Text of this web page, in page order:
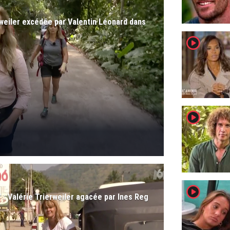
excédée par Valentin Léonard dans
Valérie Trierweiler agacée par Ines Reg
player2
player2
player2